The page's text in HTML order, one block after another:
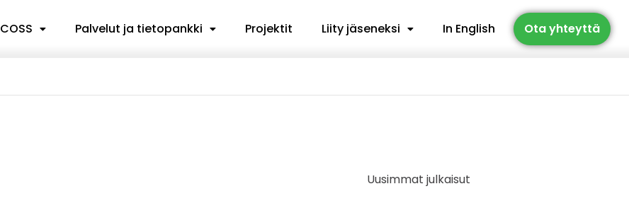
COSS Palvelut ja tietopankki Projektit Liity jäseneksi In English Ota yhteyttä
Uusimmat julkaisut